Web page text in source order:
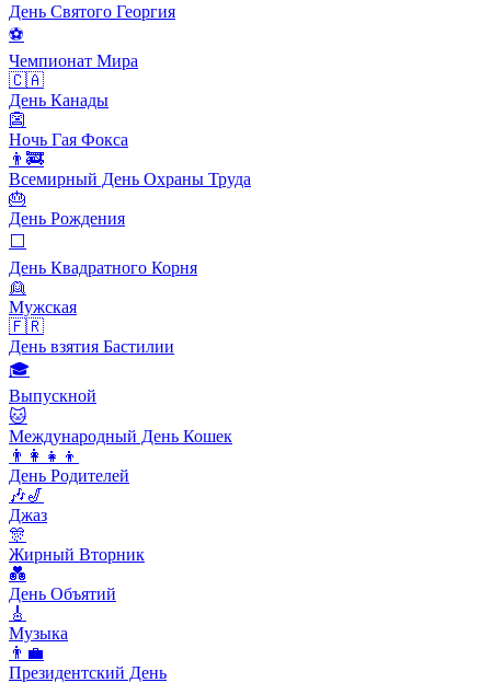
День Святого Георгия
⚽️
Чемпионат Мира
🇨🇦
День Канады
👺
Ночь Гая Фокса
👨‍🚒
Всемирный День Охраны Труда
🎂
День Рождения
⬜️
День Квадратного Корня
👱
Мужская
🇫🇷
День взятия Бастилии
🎓
Выпускной
🐱
Международный День Кошек
👨‍👩‍👧‍👦
День Родителей
🎶🎷
Джаз
🎊
Жирный Вторник
💑
День Объятий
🎸
Музыка
👨‍💼
Президентский День